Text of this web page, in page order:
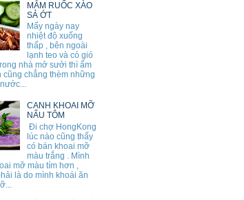
MẮM RUỐC XÀO
SẢ ỚT
Mấy ngày nay
nhiệt độ xuống
thấp , bên ngoài
lạnh teo và có gió
nhà mở sưởi thì ấm
cũng chẳng thèm những
CANH KHOAI MỠ
NẤU TÔM
Đi chợ HongKong
lúc nào cũng thấy
có bán khoai mỡ
màu trắng . Mình
mỡ màu tím hơn ,
là do mình khoái ăn